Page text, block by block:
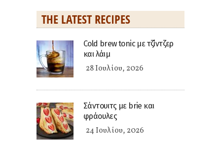
THE LATEST RECIPES
Cold brew tonic με τζίντζερ
και λάιμ
28 Ιουλίου, 2026
Σάντουιτς με brie και
φράουλες
24 Ιουλίου, 2026